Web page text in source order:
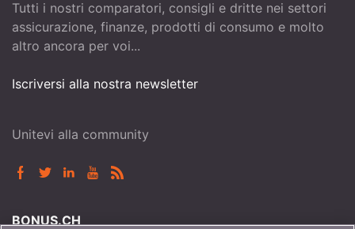
Tutti i nostri comparatori, consigli e dritte nei settori
assicurazione, finanze, prodotti di consumo e molto
altro ancora per voi...
Iscriversi alla nostra newsletter
Unitevi alla community
BONUS.CH